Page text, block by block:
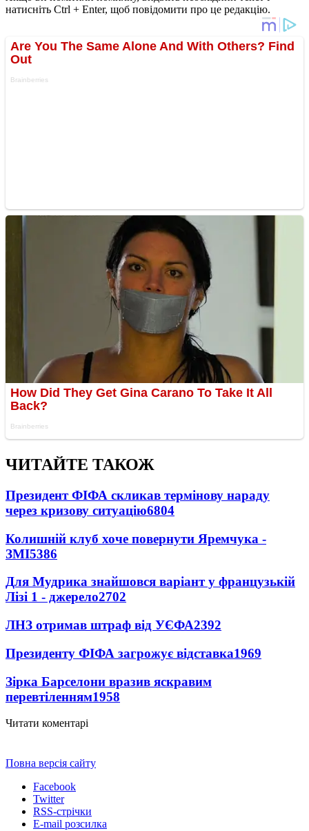
натисніть Ctrl + Enter, щоб повідомити про це редакцію.
ЧИТАЙТЕ ТАКОЖ
Президент ФІФА скликав термінову нараду
через кризову ситуацію6804
Колишній клуб хоче повернути Яремчука -
ЗМІ5386
Для Мудрика знайшовся варіант у французькій
Лізі 1 - джерело2702
ЛНЗ отримав штраф від УЄФА2392
Президенту ФІФА загрожує відставка1969
Зірка Барселони вразив яскравим
перевтіленням1958
Читати коментарі
Повна версія сайту
Facebook
Twitter
RSS-стрічки
E-mail розсилка